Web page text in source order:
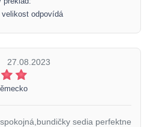
velikost odpovídá
27.08.2023
sedia perfektne